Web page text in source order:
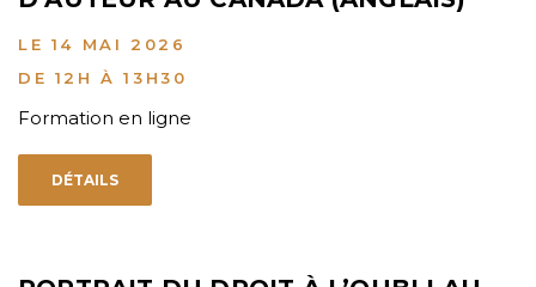
LE 14 MAI 2026
DE 12H À 13H30
Formation en ligne
DÉTAILS